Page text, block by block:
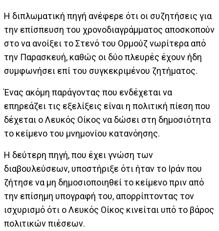
Η διπλωματική πηγή ανέφερε ότι οι συζητήσεις για
την επίσπευση του χρονοδιαγράμματος αποσκοπούν
στο να ανοίξει το Στενό του Ορμούζ νωρίτερα από
την Παρασκευή, καθώς οι δύο πλευρές έχουν ήδη
συμφωνήσει επί του συγκεκριμένου ζητήματος.
Ένας ακόμη παράγοντας που ενδέχεται να
επηρεάζει τις εξελίξεις είναι η πολιτική πίεση που
δέχεται ο Λευκός Οίκος να δώσει στη δημοσιότητα
το κείμενο του μνημονίου κατανόησης.
Η δεύτερη πηγή, που έχει γνώση των
διαβουλεύσεων, υποστήριξε ότι ήταν το Ιράν που
ζήτησε να μη δημοσιοποιηθεί το κείμενο πριν από
την επίσημη υπογραφή του, απορρίπτοντας τον
ισχυρισμό ότι ο Λευκός Οίκος κινείται υπό το βάρος
πολιτικών πιέσεων.